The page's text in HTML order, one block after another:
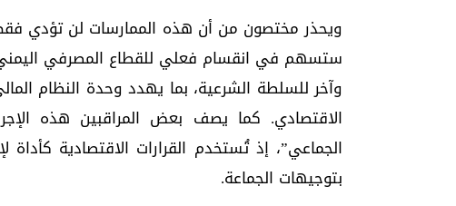
ويحذر مختصون من أن هذه الممارسات لن تؤدي
ستسهم في انقسام فعلي للقطاع المصرفي اليمني
وآخر للسلطة الشرعية، بما يهدد وحدة النظام
الاقتصادي. كما يصف بعض المراقبين هذه
الجماعي”، إذ تُستخدم القرارات الاقتصادية
بتوجيهات الجماعة.